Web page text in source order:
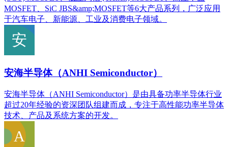
MOSFET、SiC JBS&amp;MOSFET等6大产品系列，广泛应用
于汽车电子、新能源、工业及消费电子领域。
安海半导体（ANHI Semiconductor）
安海半导体（ANHI Semiconductor）是由具备功率半导体行业
超过20年经验的资深团队组建而成，专注于高性能功率半导体
技术、产品及系统方案的开发。